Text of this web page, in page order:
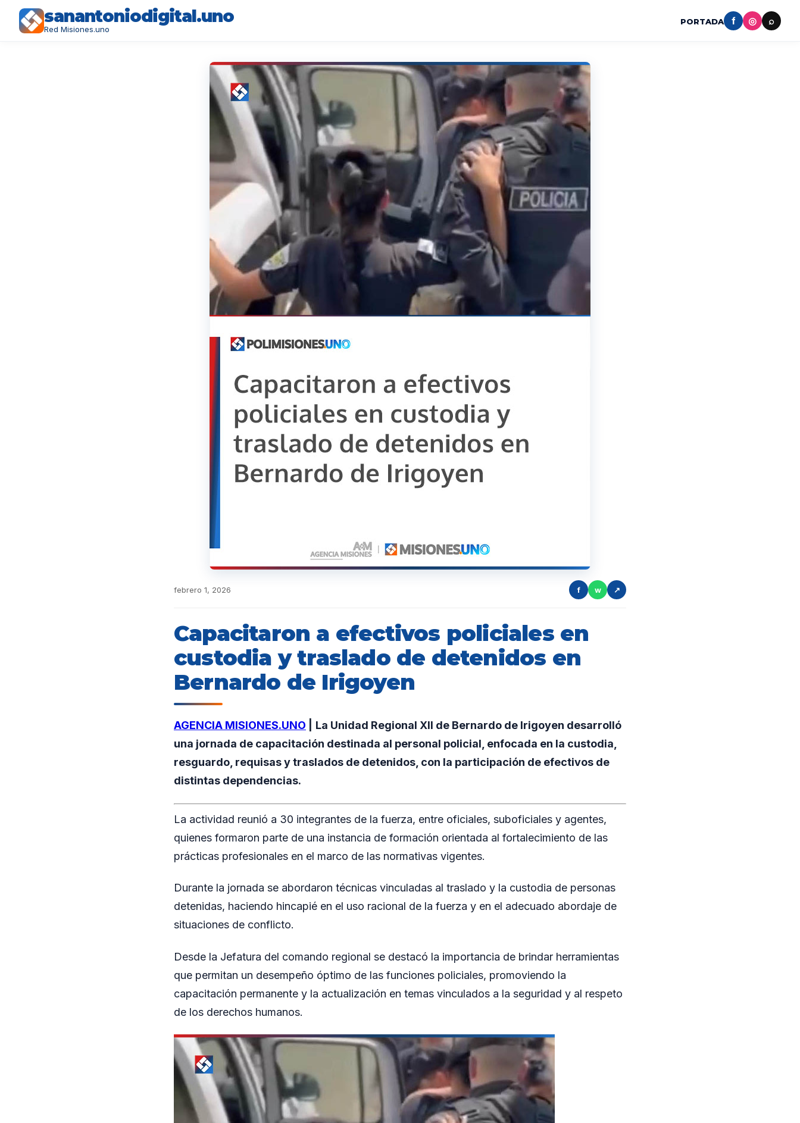
sanantoniodigital.uno
Red Misiones.uno
PORTADA f ◎ ⌕
febrero 1, 2026 f w ↗
Capacitaron a efectivos policiales en
custodia y traslado de detenidos en
Bernardo de Irigoyen
AGENCIA MISIONES.UNO
La Unidad Regional XII de Bernardo de Irigoyen desarrolló
una jornada de capacitación destinada al personal policial, enfocada en la custodia,
resguardo, requisas y traslados de detenidos, con la participación de efectivos de
distintas dependencias.
La actividad reunió a 30 integrantes de la fuerza, entre oficiales, suboficiales y agentes,
quienes formaron parte de una instancia de formación orientada al fortalecimiento de las
prácticas profesionales en el marco de las normativas vigentes.
Durante la jornada se abordaron técnicas vinculadas al traslado y la custodia de personas
detenidas, haciendo hincapié en el uso racional de la fuerza y en el adecuado abordaje de
situaciones de conflicto.
Desde la Jefatura del comando regional se destacó la importancia de brindar herramientas
que permitan un desempeño óptimo de las funciones policiales, promoviendo la
capacitación permanente y la actualización en temas vinculados a la seguridad y al respeto
de los derechos humanos.